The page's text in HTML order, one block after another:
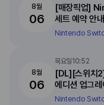
8월
06
[매장픽업]
세트 예약 안내
Nintendo
8월
06
목요일10:52
[DL][스위치
에디션 업그
Nintendo